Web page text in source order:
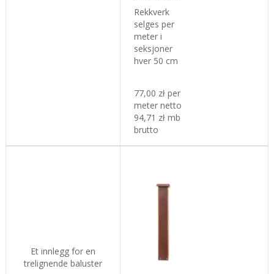
Rekkverk
selges per
meter i
seksjoner
hver 50 cm
77,00 zł per
meter netto
94,71 zł mb
brutto
Et innlegg for en
trelignende baluster